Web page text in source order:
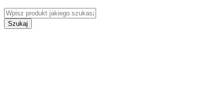
Szukaj